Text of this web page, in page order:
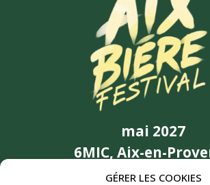
GÉRER LES COOKIES
mai 2027
6MIC, Aix-en-